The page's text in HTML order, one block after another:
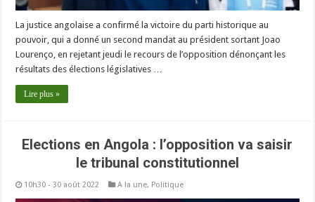
La justice angolaise a confirmé la victoire du parti historique au
pouvoir, qui a donné un second mandat au président sortant Joao
Lourenço, en rejetant jeudi le recours de l’opposition dénonçant les
résultats des élections législatives …
Lire plus »
Elections en Angola : l’opposition va saisir
le tribunal constitutionnel
10h30 - 30 août 2022 A la une, Politique